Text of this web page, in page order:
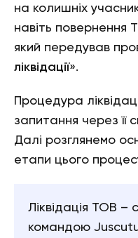
на колишніх
навіть повернення
який передував
ліквідації».
Процедура
запитання через її
Далі розглянемо
етапи цього
Ліквідація ТОВ
командою